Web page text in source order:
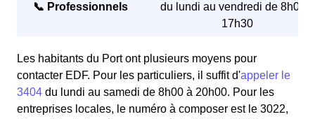
📞 Professionnels
du lundi au vendredi de 8h00 à
17h30
Les habitants du Port ont plusieurs moyens pour
contacter EDF. Pour les particuliers, il suffit d'appeler le
3404 du lundi au samedi de 8h00 à 20h00. Pour les
entreprises locales, le numéro à composer est le 3022,